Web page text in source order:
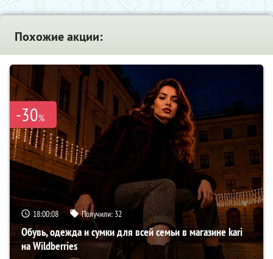
Похожие акции:
-30%
18:00:07 Получили: 32
Обувь, одежда и сумки для всей семьи в магазине kari
на Wildberries